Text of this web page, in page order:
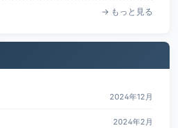
→ もっと見る
2024年12月
2024年2月